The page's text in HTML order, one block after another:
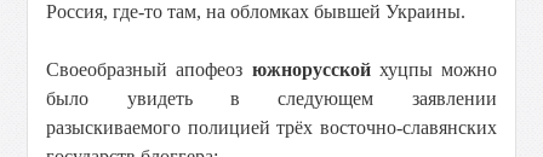
Россия, где-то там, на обломках бывшей Украины.
Своеобразный апофеоз южнорусскойхуцпы можно
было увидеть в следующем заявлении
разыскиваемого полицией трёх восточно-славянских